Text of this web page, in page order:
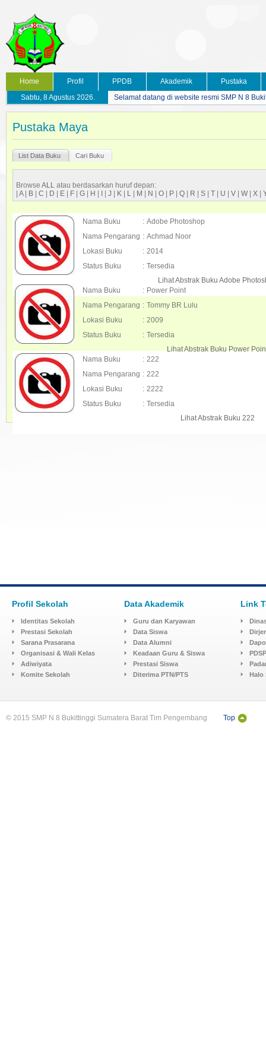
Home Profil PPDB Akademik
Pustaka
Sabtu, 8 Agustus 2026.
Selamat datang di website resmi SMP N 8
Pustaka Maya
List Data Buku Cari Buku
Browse ALL atau berdasarkan huruf depan:
A| B C D E F G H J K L M N O P Q R S T U V W X
Nama Buku : Adobe Photoshop
Nama Pengarang : Achmad Noor
Lokasi Buku
: 2014
Status Buku
: Tersedia
Lihat Abstrak Buku Adobe
Nama Buku
: Power Point
Nama Pengarang : Tommy BR Lulu
Lokasi Buku
: 2009
Status Buku
: Tersedia
Lihat Abstrak Buku Power
Nama Buku
: 222
Nama Pengarang : 222
Lokasi Buku
: 2222
Status Buku
: Tersedia
Lihat Abstrak Buku 222
Profil Sekolah
Identitas Sekolah
Prestasi Sekolah
Sarana Prasarana
Organisasi & Wali Kelas
Adiwiyata
Komite Sekolah
Data Akademik
Guru dan Karyawan
Data Siswa
Data Alumni
Keadaan Guru & Siswa
Prestasi Siswa
Diterima PTN/PTS
Link
Halo
© 2015 SMP N 8 Bukittinggi Sumatera Barat Tim Pengembang Top